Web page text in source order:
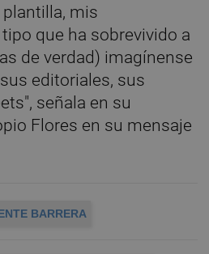
mis
que ha sobrevivido a
de verdad) imagínense
editoriales, sus
señala en su
Flores en su mensaje
BARRERA